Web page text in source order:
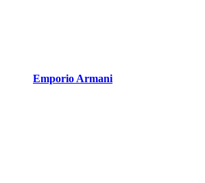
Emporio Armani